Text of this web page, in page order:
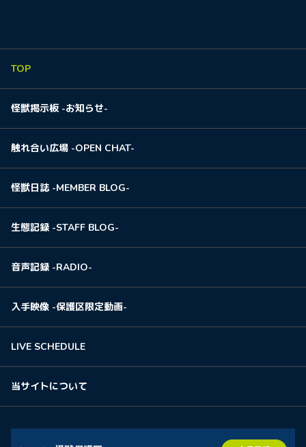
TOP
怪獣掲示板 -お知らせ-
触れ合い広場 -OPEN CHAT-
怪獣日誌 -MEMBER BLOG-
生態記録 -STAFF BLOG-
音声記録 -RADIO-
入手映像 -保護区限定動画-
LIVE SCHEDULE
当サイトについて